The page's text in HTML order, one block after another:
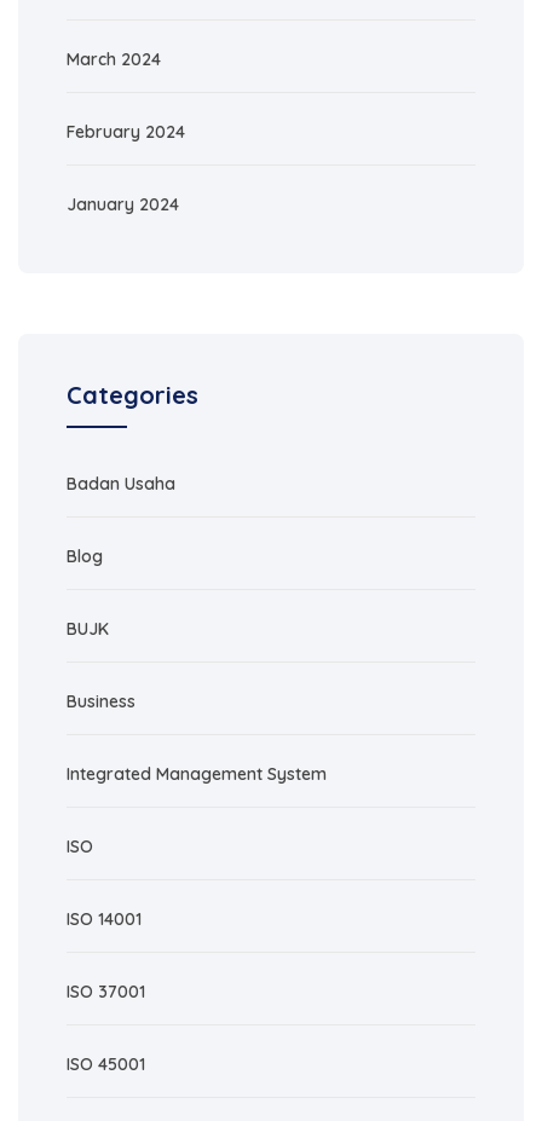
March 2024
February 2024
January 2024
Categories
Badan Usaha
Blog
BUJK
Business
Integrated Management System
ISO
ISO 14001
ISO 37001
ISO 45001